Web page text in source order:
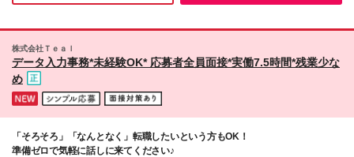
株式会社Ｔｅａｌ
データ入力事務*未経験OK* 応募者全員面接*実働7.5時間*残業少な
め
「そろそろ」「なんとなく」転職したいという方もOK！
準備ゼロで気軽に話しに来てください♪